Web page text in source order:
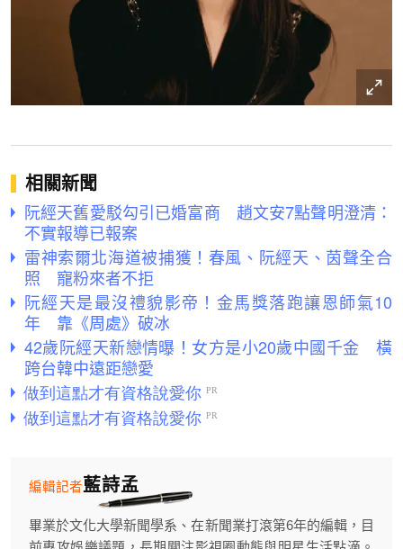
相關新聞
阮經天舊愛駁勾引已婚富商 趙文安7點聲明澄清：
不實報導已報案
雷神索爾北海道被捕獲！春風、阮經天、茵聲全合
照 寵粉來者不拒
阮經天是最沒禮貌影帝！金馬獎落跑讓恩師氣10
年 靠《周處》破冰
42歲阮經天新戀情曝！女方是小20歲中國千金 橫
跨台韓中遠距戀愛
藍詩孟
編輯記者
畢業於文化大學新聞學系、在新聞業打滾第6年的編輯，目